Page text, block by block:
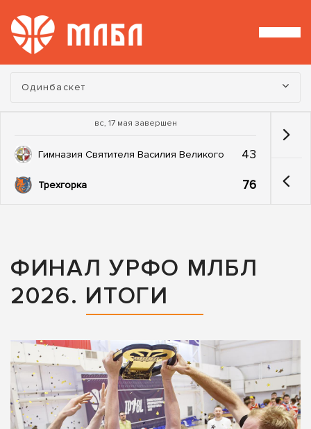
Турнир:
Одинбаскет
вс, 17 мая завершен
Гимназия Святителя Василия Великого 43
Трехгорка 76
ФИНАЛ УРФО МЛБЛ
2026. ИТОГИ